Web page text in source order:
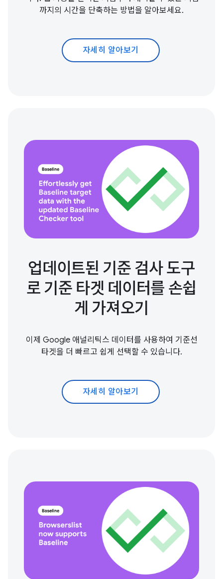
까지의 시간을 단축하는 방법을 알아보세요.
자세히 알아보기
업데이트된 기준 검사 도구
로 기준 타겟 데이터를 손쉽
게 가져오기
이제 Google 애널리틱스 데이터를 사용하여 기준선
타겟을 더 빠르고 쉽게 선택할 수 있습니다.
자세히 알아보기